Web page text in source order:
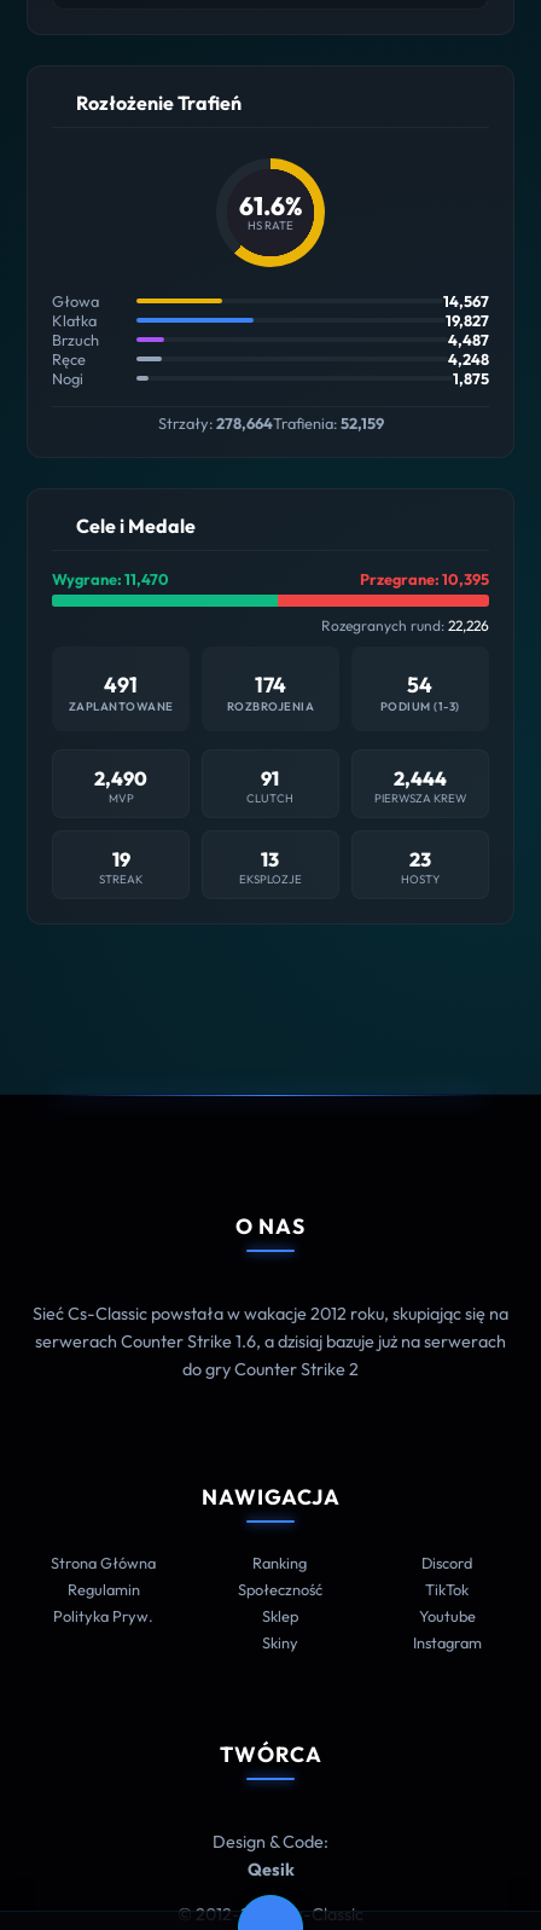
Rozłożenie Trafień
61.6%
HS RATE
Głowa
14,567
Klatka
19,827
Brzuch
4,487
Ręce
4,248
Nogi
1,875
Strzały:278,664Trafienia:52,159
Cele i Medale
Wygrane: 11,470 Przegrane: 10,395
Rozegranych rund: 22,226
491
ZAPLANTOWANE
174
ROZBROJENIA
54
PODIUM (1-3)
2,490
MVP
91
CLUTCH
2,444
PIERWSZA KREW
19
STREAK
13
EKSPLOZJE
23
HOSTY
O NAS
Sieć Cs-Classic powstała w wakacje 2012 roku, skupiając się na
serwerach Counter Strike 1.6, a dzisiaj bazuje już na serwerach
do gry Counter Strike 2
NAWIGACJA
Strona Główna
Regulamin
Polityka Pryw.
Ranking
Społeczność
Sklep
Skiny
Discord
TikTok
Youtube
Instagram
TWÓRCA
Design & Code:
Qesik
© 2012-2026 Cs-Classic